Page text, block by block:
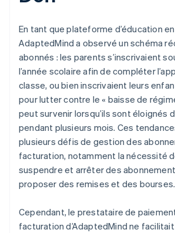
En tant que plateforme d’éducation
AdaptedMind a observé un schéma
abonnés : les parents s’inscrivaient
l’année scolaire afin de compléter
classe, ou bien inscrivaient leurs
pour lutter contre le « baisse de
peut survenir lorsqu’ils sont éloignés
pendant plusieurs mois. Ces
plusieurs défis de gestion des
facturation, notamment la nécessité
suspendre et arrêter des
proposer des remises et des bourses.
Cependant, le prestataire de
facturation d’AdaptedMind ne